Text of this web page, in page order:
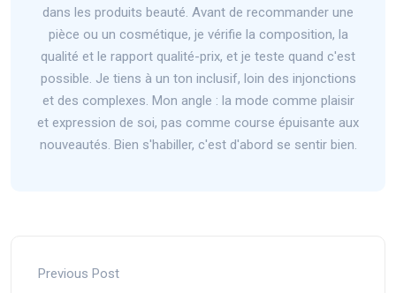
dans les produits beauté. Avant de recommander une
pièce ou un cosmétique, je vérifie la composition, la
qualité et le rapport qualité-prix, et je teste quand c'est
possible. Je tiens à un ton inclusif, loin des injonctions
et des complexes. Mon angle : la mode comme plaisir
et expression de soi, pas comme course épuisante aux
nouveautés. Bien s'habiller, c'est d'abord se sentir bien.
Previous Post